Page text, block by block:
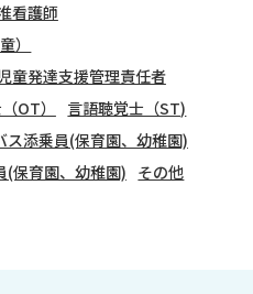
看護師
）
児童発達支援管理責任者
OT）
言語聴覚士（ST)
ス添乗員(保育園、幼稚園)
(保育園、幼稚園) その他